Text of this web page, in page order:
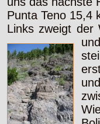
Punta Teno 15,4
Links zweigt der